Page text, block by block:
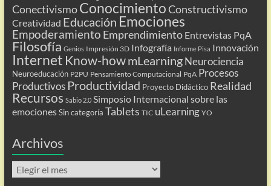
ConectivismoConocimientoConstructivismo
Creatividad Educación Emociones
Empoderamiento Emprendimiento Entrevistas PqA
Filosofía Genios Impresión 3D Infografía Informe Pisa Innovación
Internet Know-howmLearning Neurociencia
Neuroeducación P2PU Pensamiento Computacional PqA Procesos
Productivos Productividad Proyecto Didáctico Realidad
Recursos Sabio 2.0 Simposio Internacional sobre las
emociones Sin categoría Tablets TIC uLearning YO
Archivos
Archivos